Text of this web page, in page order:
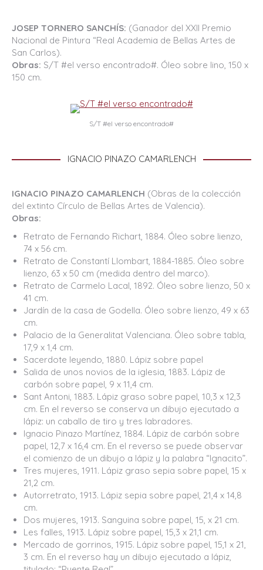
JOSEP TORNERO SANCHÍS: (Ganador del XXII Premio
Nacional de Pintura “Real Academia de Bellas Artes de
San Carlos).
Obras: S/T #el verso encontrado#. Óleo sobre lino, 150 x
150 cm.
S/T #el verso encontrado#
IGNACIO PINAZO CAMARLENCH
IGNACIO PINAZO CAMARLENCH (Obras de la colección
del extinto Círculo de Bellas Artes de Valencia).
Obras:
Retrato de Fernando Richart, 1884. Óleo sobre lienzo,
74 x 56 cm.
Retrato de Constantí Llombart, 1884-1885. Óleo sobre
lienzo, 63 x 50 cm (medida dentro del marco).
Retrato de Carmelo Lacal, 1892. Óleo sobre lienzo, 50 x
41 cm.
Jardín de la casa de Godella. Óleo sobre lienzo, 49 x 63
cm.
Palacio de la Generalitat Valenciana. Óleo sobre tabla,
17,9 x 1,4 cm.
Sacerdote leyendo, 1880. Lápiz sobre papel
Salida de unos novios de la iglesia, 1883. Lápiz de
carbón sobre papel, 9 x 11,4 cm.
Sant Antoni, 1883. Lápiz graso sobre papel, 10,3 x 12,3
cm. En el reverso se conserva un dibujo ejecutado a
lápiz: un caballo de tiro y tres labradores.
Ignacio Pinazo Martínez, 1884. Lápiz de carbón sobre
papel, 12,7 x 16,4 cm. En el reverso se puede observar
el comienzo de un dibujo a lápiz y la palabra “Ignacito”.
Tres mujeres, 1911. Lápiz graso sepia sobre papel, 15 x
21,2 cm.
Autorretrato, 1913. Lápiz sepia sobre papel, 21,4 x 14,8
cm.
Dos mujeres, 1913. Sanguina sobre papel, 15, x 21 cm.
Les falles, 1913. Lápiz sobre papel, 15,3 x 21,1 cm.
Mercado de gorrinos, 1915. Lápiz sobre papel, 15,1 x 21,
3 cm. En el reverso hay un dibujo ejecutado a lápiz,